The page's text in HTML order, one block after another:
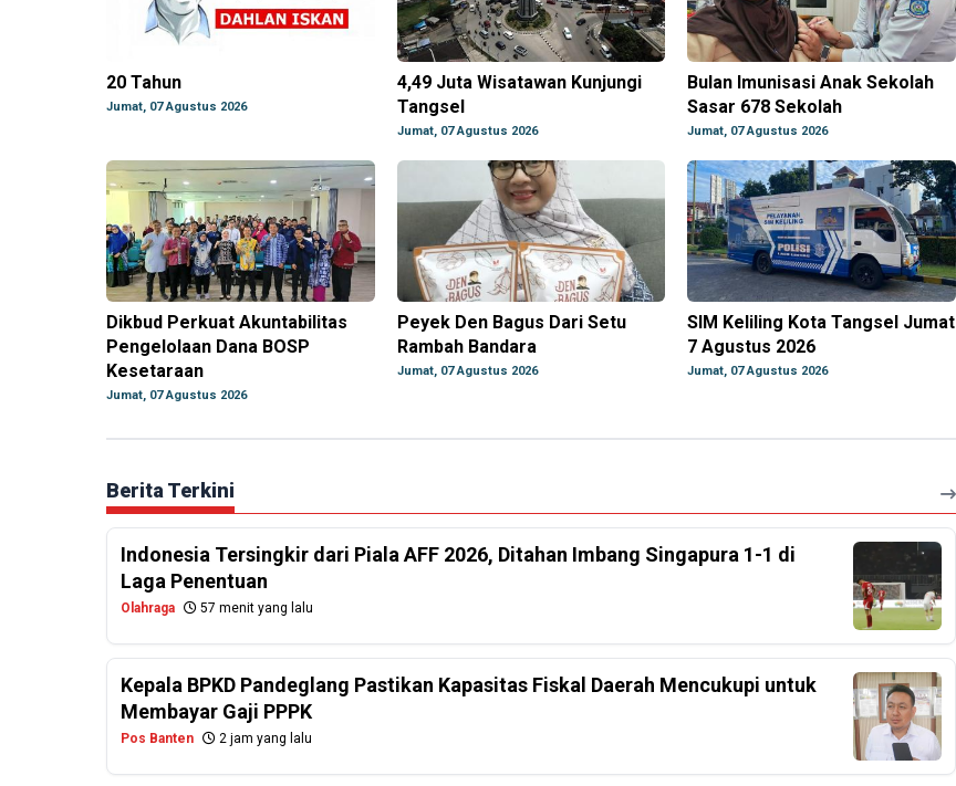
20 Tahun
Jumat, 07 Agustus 2026
4,49 Juta Wisatawan Kunjungi
Tangsel
Jumat, 07 Agustus 2026
Bulan Imunisasi Anak Sekolah
Sasar 678 Sekolah
Jumat, 07 Agustus 2026
Dikbud Perkuat Akuntabilitas
Pengelolaan Dana BOSP
Kesetaraan
Jumat, 07 Agustus 2026
Peyek Den Bagus Dari Setu
Rambah Bandara
Jumat, 07 Agustus 2026
SIM Keliling Kota Tangsel Jumat
7 Agustus 2026
Jumat, 07 Agustus 2026
Berita Terkini
Indonesia Tersingkir dari Piala AFF 2026, Ditahan Imbang Singapura 1-1 di
Laga Penentuan
Olahraga 57 menit yang lalu
Kepala BPKD Pandeglang Pastikan Kapasitas Fiskal Daerah Mencukupi untuk
Membayar Gaji PPPK
Pos Banten 2 jam yang lalu